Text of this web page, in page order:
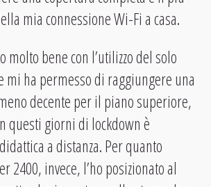
mia connessione Wi-Fi a casa.
molto bene con l’utilizzo del solo
mi ha permesso di raggiungere una
decente per il piano superiore,
questi giorni di lockdown è
a distanza. Per quanto
2400, invece, l’ho posizionato al